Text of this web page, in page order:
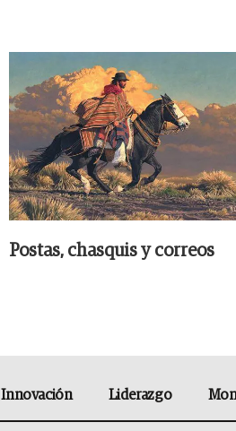
Postas, chasquis y correos
Innovación Liderazgo